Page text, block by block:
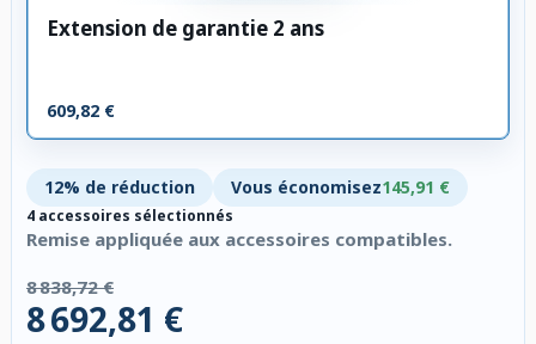
Extension de garantie 2 ans
609,82 €
12% de réduction Vous économisez145,91 €
4 accessoires sélectionnés
Remise appliquée aux accessoires compatibles.
8 838,72 €
8 692,81 €